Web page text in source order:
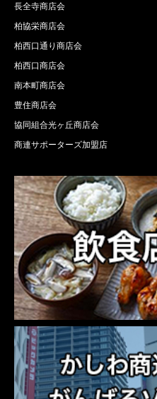
長全寺商店会
柏協栄商店会
柏西口通り商店会
柏西口商店会
南本町商店会
豊住商店会
協同組合光ヶ丘商店会
商連サポーターズ加盟店